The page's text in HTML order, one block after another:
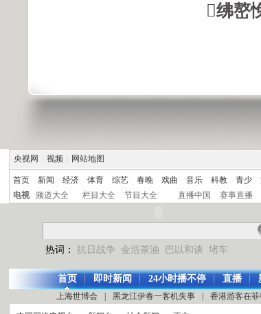
绋嶅
央视网 视频 网站地图
首页 新闻 经济 体育 综艺 春晚 戏曲 音乐 科教 青少
电视
频道大全 栏目大全 节目大全 直播中国 赛事直播
热词： 抗日战争 金浩茶油 巴以和谈 堵车
首页
上海世博会 | 黑龙江伊春一客机失事 | 香港游客在
即时新闻 24小时播不停 直播